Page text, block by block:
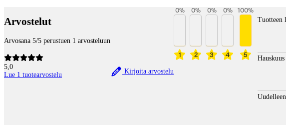
Arvostelut
Arvosana 5/5 perustuen 1 arvosteluun
5,0
Lue 1 tuotearvostelu
Kirjoita arvostelu
1
0%
2
0%
3
0%
4
0%
5
100%
Tuotteen
Hauskuus